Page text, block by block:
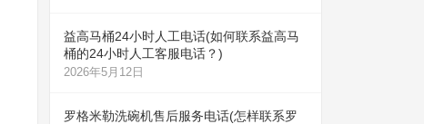
益高马桶24小时人工电话(如何联系益高马
桶的24小时人工客服电话？)
2026年5月12日
罗格米勒洗碗机售后服务电话(怎样联系罗